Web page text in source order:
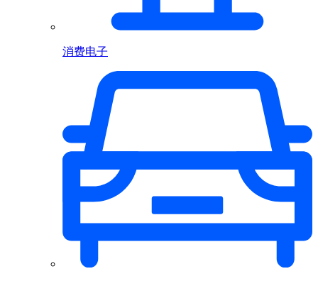
消费电子